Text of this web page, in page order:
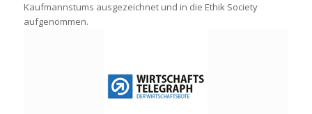
Kaufmannstums ausgezeichnet und in die Ethik Society
aufgenommen.